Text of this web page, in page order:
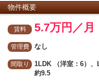
物件概要
賃料 5.7万円／月
管理費 なし
間取り
1LDK （洋室：6）、
約9.5